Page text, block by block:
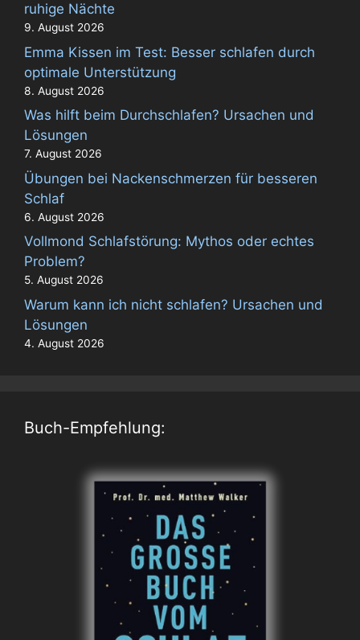
ruhige Nächte
9. August 2026
Emma Kissen im Test: Besser schlafen durch
optimale Unterstützung
8. August 2026
Was hilft beim Durchschlafen? Ursachen und
Lösungen
7. August 2026
Übungen bei Nackenschmerzen für besseren
Schlaf
6. August 2026
Vollmond Schlafstörung: Mythos oder echtes
Problem?
5. August 2026
Warum kann ich nicht schlafen? Ursachen und
Lösungen
4. August 2026
Buch-Empfehlung: